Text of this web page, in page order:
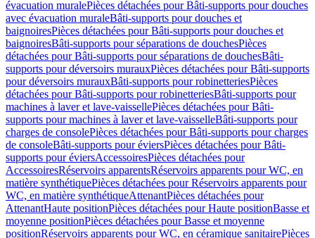
évacuation muralePièces détachées pour Bâti-supports pour douches
avec évacuation muraleBâti-supports pour douches et
baignoiresPièces détachées pour Bâti-supports pour douches et
baignoiresBâti-supports pour séparations de douchesPièces
détachées pour Bâti-supports pour séparations de douchesBâti-
supports pour déversoirs murauxPièces détachées pour Bâti-supports
pour déversoirs murauxBâti-supports pour robinetteriesPièces
détachées pour Bâti-supports pour robinetteriesBâti-supports pour
machines à laver et lave-vaissellePièces détachées pour Bâti-
supports pour machines à laver et lave-vaisselleBâti-supports pour
charges de consolePièces détachées pour Bâti-supports pour charges
de consoleBâti-supports pour éviersPièces détachées pour Bâti-
supports pour éviersAccessoiresPièces détachées pour
AccessoiresRéservoirs apparentsRéservoirs apparents pour WC, en
matière synthétiquePièces détachées pour Réservoirs apparents pour
WC, en matière synthétiqueAttenantPièces détachées pour
AttenantHaute positionPièces détachées pour Haute positionBasse et
moyenne positionPièces détachées pour Basse et moyenne
positionRéservoirs apparents pour WC, en céramique sanitairePièces